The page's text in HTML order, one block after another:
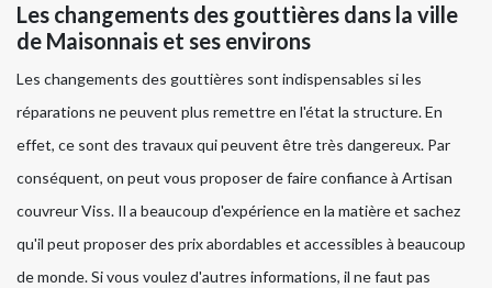
Les changements des gouttières dans la ville
de Maisonnais et ses environs
Les changements des gouttières sont indispensables si les
réparations ne peuvent plus remettre en l'état la structure. En
effet, ce sont des travaux qui peuvent être très dangereux. Par
conséquent, on peut vous proposer de faire confiance à Artisan
couvreur Viss. Il a beaucoup d'expérience en la matière et sachez
qu'il peut proposer des prix abordables et accessibles à beaucoup
de monde. Si vous voulez d'autres informations, il ne faut pas